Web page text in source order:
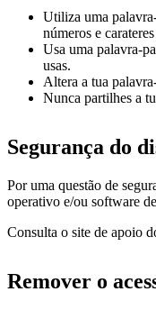
Utiliza uma
números e
Usa uma palavra-
usas.
Altera a tua
Nunca partilhes a
Segurança do
Por uma questão de
operativo e/ou software
Consulta o site de apoio
Remover o